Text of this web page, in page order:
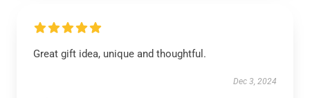
Great gift idea, unique and thoughtful.
Dec 3, 2024